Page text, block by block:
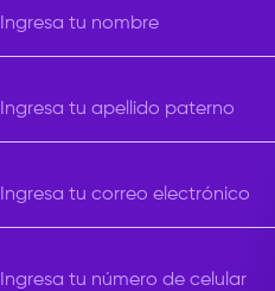
Ingresa tu nombre
Ingresa tu apellido paterno
Ingresa tu correo electrónico
Ingresa tu número de celular